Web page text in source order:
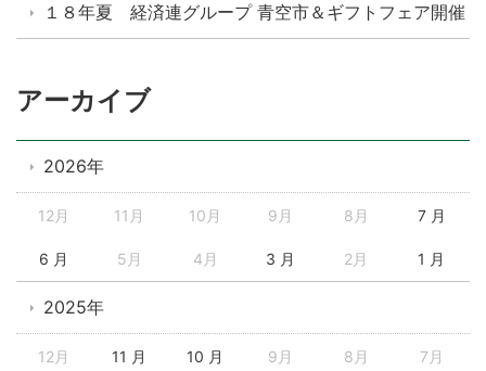
１８年夏 経済連グループ 青空市＆ギフトフェア開催
アーカイブ
2026年
12月 11月 10月 9月 8月 7 月
6 月 5月 4月 3 月 2月 1 月
2025年
12月 11 月 10 月 9月 8月 7月